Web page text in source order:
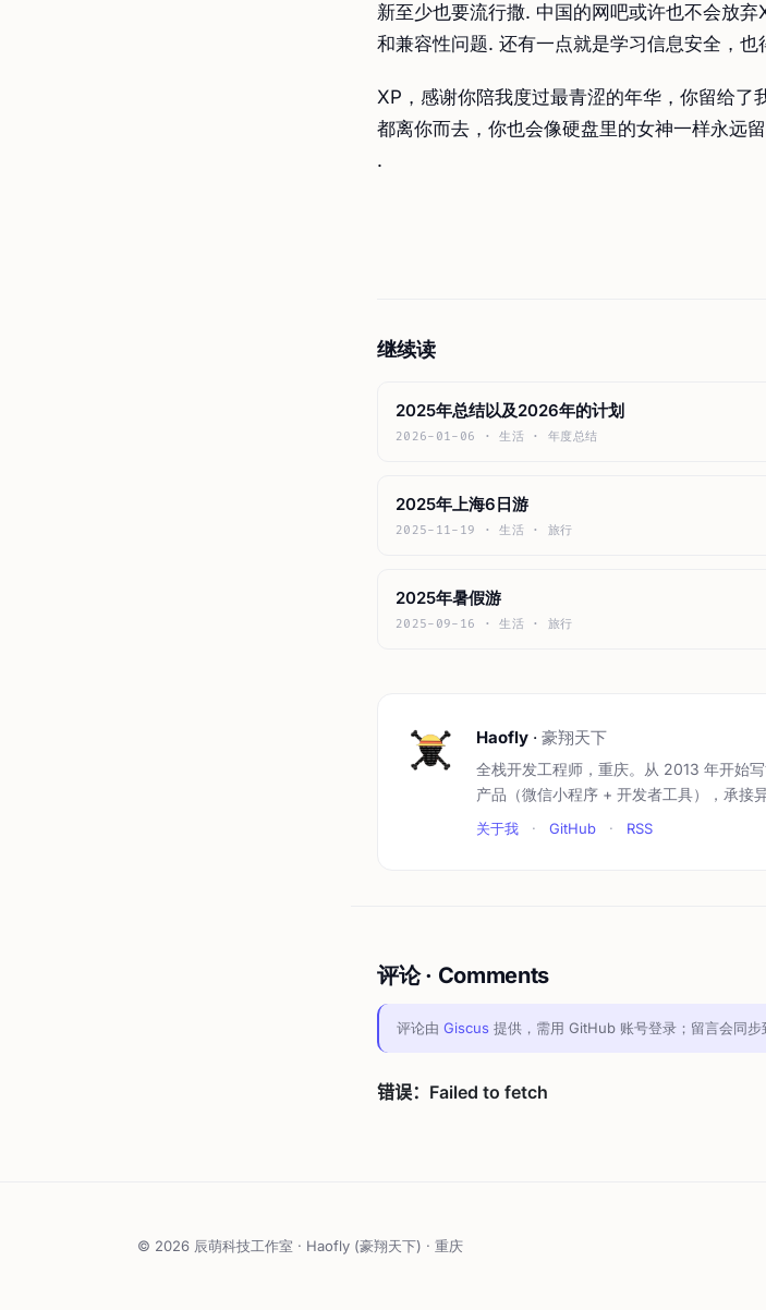
新至少也要流行撒. 中国的网吧或许也不会放
和兼容性问题. 还有一点就是学习信息安全，也
XP，感谢你陪我度过最青涩的年华，你留给了
都离你而去，你也会像硬盘里的女神一样永远
.
继续读
2025年总结以及2026年的计划
2026-01-06 · 生活 · 年度总结
2025年上海6日游
2025-11-19 · 生活 · 旅行
2025年暑假游
2025-09-16 · 生活 · 旅行
Haofly · 豪翔天下
全栈开发工程师，重庆。从 2013 年开始
产品（微信小程序 + 开发者工具），承接
关于我 · GitHub · RSS
评论 · Comments
评论由 Giscus 提供，需用 GitHub 账号登录；留言会同步
© 2026 辰萌科技工作室 · Haofly (豪翔天下) · 重庆